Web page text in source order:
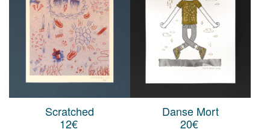
Scratched
12€
Danse Mort
20€